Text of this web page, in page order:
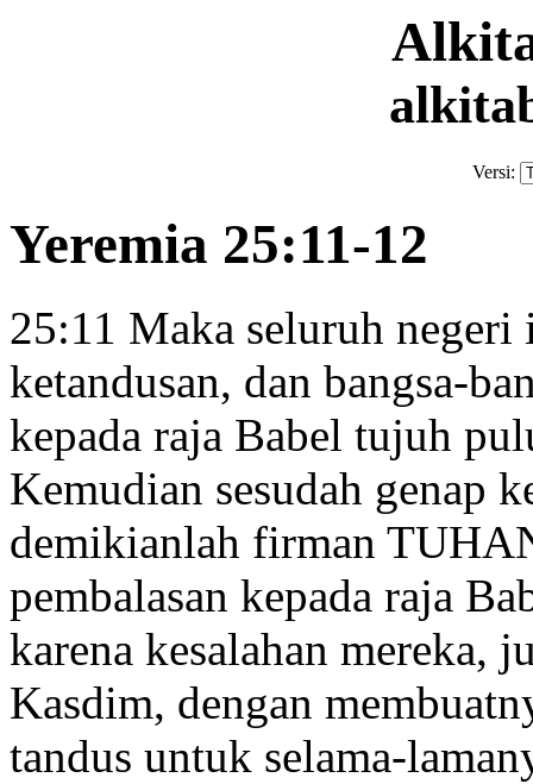
Versi:
Yeremia 25:11-12
25:11 Maka seluruh negeri
ketandusan, dan bangsa-
kepada raja Babel tujuh
Kemudian sesudah genap
demikianlah firman
pembalasan kepada raja
karena kesalahan mereka,
Kasdim, dengan
tandus untuk selama-